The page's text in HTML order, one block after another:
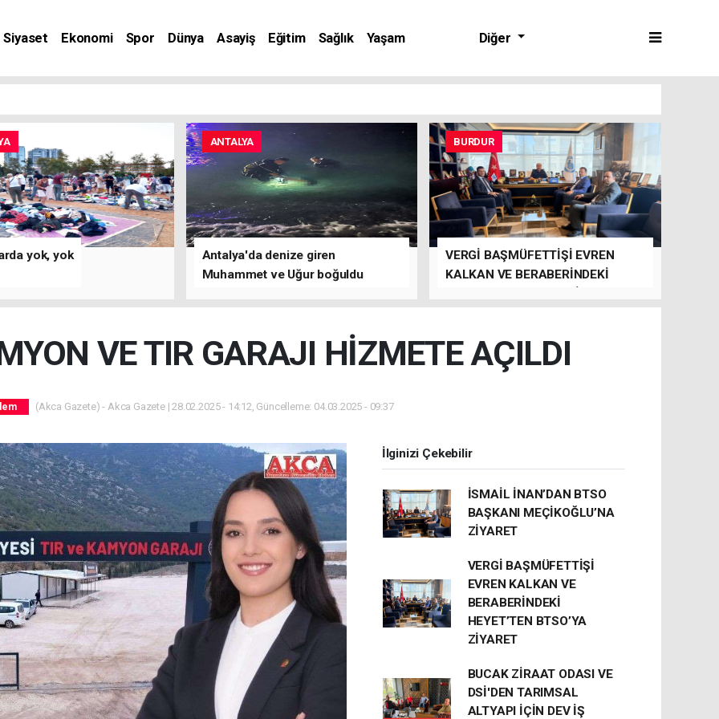
Siyaset Ekonomi Spor Dünya Asayiş Eğitim Sağlık
Yaşam
Diğer
yok, yok
ANTALYA
Antalya'da denize giren
Muhammet ve Uğur boğuldu
BURDUR
VERGİ BAŞMÜFETTİŞİ EVREN
KALKAN VE BERABERİNDEKİ
VE TIR GARAJI HİZMETE AÇILDI
(Akca Gazete) - Akca Gazete | 28.02.2025 - 14:12, Güncelleme: 04.03.2025 - 09:37
İlginizi Çekebilir
İSMAİL İNAN’DAN BTSO
BAŞKANI MEÇİKOĞLU’NA
ZİYARET
VERGİ BAŞMÜFETTİŞİ
EVREN KALKAN VE
BERABERİNDEKİ
HEYET’TEN BTSO’YA
ZİYARET
BUCAK ZİRAAT ODASI VE
DSİ'DEN TARIMSAL
ALTYAPI İÇİN DEV İŞ